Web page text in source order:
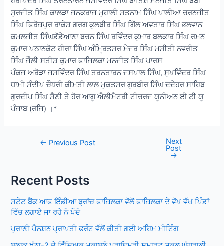
ਸੁਰਜੀਤ ਸਿੰਘ ਕਾਲੜਾ ਜਨਕਰਾਜ ਮੁਹਾਲੀ ਸਤਨਾਮ ਸਿੰਘ ਪਾਲੀਆ ਚਰਨਜੀਤ
ਸਿੰਘ ਫਿਰੋਜ਼ਪੁਰ ਰਾਕੇਸ਼ ਗਰਗ ਕੁਲਬੀਰ ਸਿੰਘ ਗਿੱਲ ਅਵਤਾਰ ਸਿਂਘ ਭਲਵਾਨ
ਕਮਲਜੀਤ ਸਿੰਘਡੱਡੇਆਣਾ ਬਚਨ ਸਿੰਘ ਰਵਿੰਦਰ ਕੁਮਾਰ ਬਲਕਾਰ ਸਿੰਘ ਰਮਨ
ਕੁਮਾਰ ਪਠਾਨਕੋਟ ਹੀਰਾ ਸਿੰਘ ਅੰਮ੍ਰਿਤਸਰ ਮੇਜਰ ਸਿੰਘ ਮਸੀਤੀ ਨਵਰੀਤ
ਸਿੰਘ ਜੌਲੀ ਸਤੀਸ਼ ਕੁਮਾਰ ਫਾਜਿਲਕਾ ਮਨਜੀਤ ਸਿੰਘ ਪਾਰਸ
ਪੰਕਜ ਅਰੋੜਾ ਜਸਵਿੰਦਰ ਸਿੰਘ ਤਰਨਤਾਰਨ ਜਸਪਾਲ ਸਿੰਘ, ਸੁਖਵਿੰਦਰ ਸਿੰਘ
ਧਾਮੀ ਸੰਦੀਪ ਚੌਧਰੀ ਕੀਮਤੀ ਲਾਲ ਮੁਕਤਸਰ ਗੁਰਬੀਰ ਸਿੰਘ ਦਦੇਹਰ ਸਾਹਿਬ
ਗੁਰਦੀਪ ਸਿੰਘ ਸੈਣੀ ਤੇ ਹੋਰ ਆਗੂ ਐਲੀਮੈਟਰੀ ਟੀਚਰਜ ਯੂਨੀਅਨ ਈ ਟੀ ਯੂ
ਪੰਜਾਬ (ਰਜਿ) ।*
Post← Previous Post Next
Post
→
Recent Posts
ਸਟੇਟ ਬੈਂਕ ਆਫ ਇੰਡੀਆ ਬ੍ਰਾਂਚ ਫਾਜ਼ਿਲਕਾ ਵੱਲੋਂ ਫਾਜ਼ਿਲਕਾ ਦੇ ਵੱਖ ਵੱਖ ਪਿੰਡਾਂ
ਵਿੱਚ ਲਗਾਏ ਜਾ ਰਹੇ ਨੇ ਪੌਦੇ
ਪੁਰਾਣੀ ਪੈਨਸ਼ਨ ਪ੍ਰਾਪਤੀ ਫਰੰਟ ਵੱਲੋਂ ਕੀਤੀ ਗਈ ਅਹਿਮ ਮੀਟਿੰਗ